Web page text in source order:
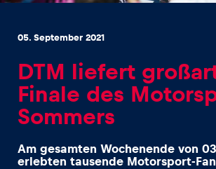
Erlebnisse
05. September 2021
DTM liefert
Finale des
Sommers
Am gesamten Wochenende von
erlebten tausende Motorsport-